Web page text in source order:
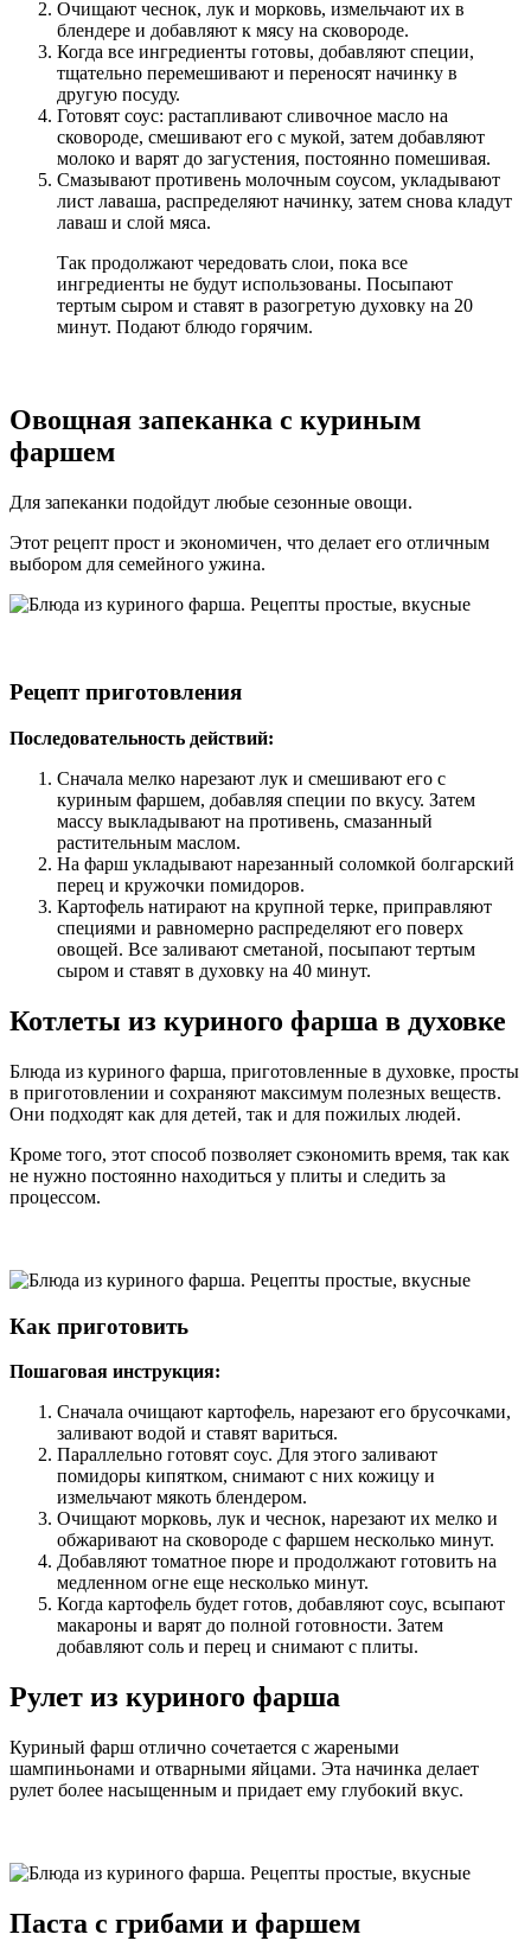
Очищают чеснок, лук и морковь, измельчают их в
блендере и добавляют к мясу на сковороде.
Когда все ингредиенты готовы, добавляют специи,
тщательно перемешивают и переносят начинку в
другую посуду.
Готовят соус: растапливают сливочное масло на
сковороде, смешивают его с мукой, затем добавляют
молоко и варят до загустения, постоянно помешивая.
Смазывают противень молочным соусом, укладывают
лист лаваша, распределяют начинку, затем снова кладут
лаваш и слой мяса.
Так продолжают чередовать слои, пока все
ингредиенты не будут использованы. Посыпают
тертым сыром и ставят в разогретую духовку на 20
минут. Подают блюдо горячим.
Овощная запеканка с куриным
фаршем
Для запеканки подойдут любые сезонные овощи.
Этот рецепт прост и экономичен, что делает его отличным
выбором для семейного ужина.
Рецепт приготовления
Последовательность действий:
Сначала мелко нарезают лук и смешивают его с
куриным фаршем, добавляя специи по вкусу. Затем
массу выкладывают на противень, смазанный
растительным маслом.
На фарш укладывают нарезанный соломкой болгарский
перец и кружочки помидоров.
Картофель натирают на крупной терке, приправляют
специями и равномерно распределяют его поверх
овощей. Все заливают сметаной, посыпают тертым
сыром и ставят в духовку на 40 минут.
Котлеты из куриного фарша в духовке
Блюда из куриного фарша, приготовленные в духовке, просты
в приготовлении и сохраняют максимум полезных веществ.
Они подходят как для детей, так и для пожилых людей.
Кроме того, этот способ позволяет сэкономить время, так как
не нужно постоянно находиться у плиты и следить за
процессом.
Как приготовить
Пошаговая инструкция:
Сначала очищают картофель, нарезают его брусочками,
заливают водой и ставят вариться.
Параллельно готовят соус. Для этого заливают
помидоры кипятком, снимают с них кожицу и
измельчают мякоть блендером.
Очищают морковь, лук и чеснок, нарезают их мелко и
обжаривают на сковороде с фаршем несколько минут.
Добавляют томатное пюре и продолжают готовить на
медленном огне еще несколько минут.
Когда картофель будет готов, добавляют соус, всыпают
макароны и варят до полной готовности. Затем
добавляют соль и перец и снимают с плиты.
Рулет из куриного фарша
Куриный фарш отлично сочетается с жареными
шампиньонами и отварными яйцами. Эта начинка делает
рулет более насыщенным и придает ему глубокий вкус.
Паста с грибами и фаршем